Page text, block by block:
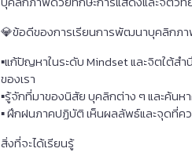
💎ข้อดีของการเรียนการพัฒนาบุคลิกภ
▪️แก้ปัญหาในระดับ Mindset และจิตใต้ส
ของเรา
▪️รู้จักที่มาของนิสัย บุคลิกต่าง ๆ และค้นห
▪️ ฝึกฝนภาคปฏิบัติ เห็นผลลัพธ์และจุดที่
สิ่งที่จะได้เรียนรู้